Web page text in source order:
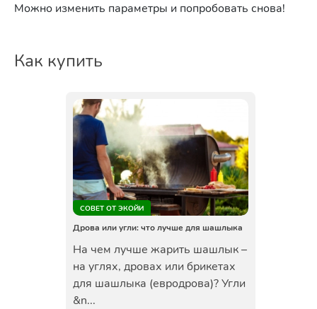
Можно изменить параметры и попробовать снова!
Как купить
СОВЕТ ОТ ЭКОЙИ
Дрова или угли: что лучше для шашлыка
На чем лучше жарить шашлык –
на углях, дровах или брикетах
для шашлыка (евродрова)? Угли
&n...